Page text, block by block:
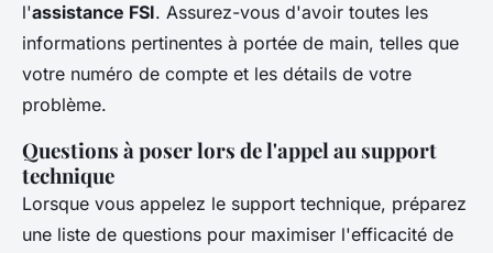
l'assistance FSI. Assurez-vous d'avoir toutes les
informations pertinentes à portée de main, telles que
votre numéro de compte et les détails de votre
problème.
Questions à poser lors de l'appel au support
technique
Lorsque vous appelez le support technique, préparez
une liste de questions pour maximiser l'efficacité de